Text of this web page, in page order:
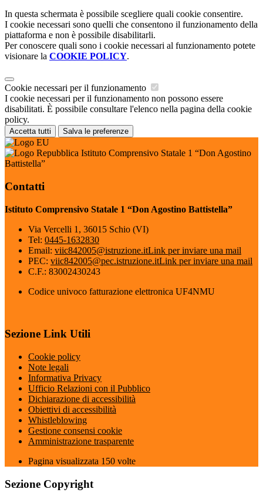
In questa schermata è possibile scegliere quali cookie consentire.
I cookie necessari sono quelli che consentono il funzionamento della
piattaforma e non è possibile disabilitarli.
Per conoscere quali sono i cookie necessari al funzionamento potete
visionare la COOKIE POLICY.
Cookie necessari per il funzionamento
I cookie necessari per il funzionamento non possono essere
disabilitati. È possibile consultare l'elenco nella pagina della cookie
policy.
Accetta tutti Salva le preferenze
Istituto Comprensivo Statale 1 “Don Agostino
Battistella”
Contatti
Istituto Comprensivo Statale 1 “Don Agostino Battistella”
Via Vercelli 1, 36015 Schio (VI)
Tel: 0445-1632830
Email: viic842005@istruzione.itLink per inviare una mail
PEC: viic842005@pec.istruzione.itLink per inviare una mail
C.F.: 83002430243
Codice univoco fatturazione elettronica UF4NMU
Sezione Link Utili
Cookie policy
Note legali
Informativa Privacy
Ufficio Relazioni con il Pubblico
Dichiarazione di accessibilità
Obiettivi di accessibilità
Whistleblowing
Gestione consensi cookie
Amministrazione trasparente
Pagina visualizzata 150 volte
Sezione Copyright